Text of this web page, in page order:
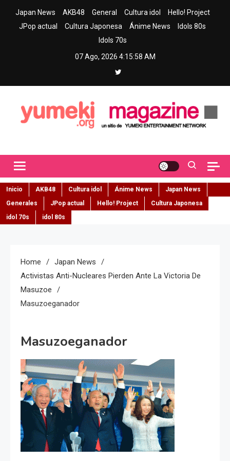
Japan News AKB48 General Cultura idol
Hello! Project
JPop actual
Cultura Japonesa Ánime News
Idols 80s
Idols 70s
07 Ago, 2026 4:15:59 AM
Inicio AKB48 Cultura idol Ánime News
Japan News
Generales
JPop actual Hello! Project
Cultura Japonesa
idol 70s
idol 80s
Home
Japan News
Activistas Anti-Nucleares Pierden Ante La Victoria De
Masuzoe
Masuzoeganador
Masuzoeganador